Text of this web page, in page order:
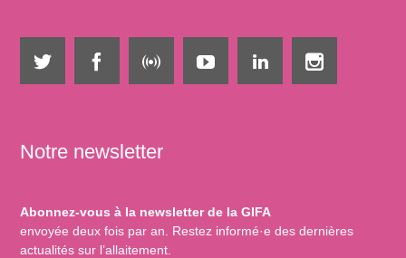
Notre newsletter
Abonnez-vous à la newsletter de la GIFA
envoyée deux fois par an. Restez informé·e des dernières
actualités sur l’allaitement.